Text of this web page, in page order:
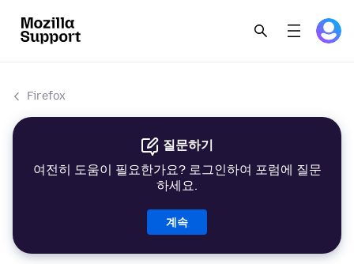
Firefox
질문하기
여전히 도움이 필요한가요? 로그인하여 포럼에 질문
하세요.
계속